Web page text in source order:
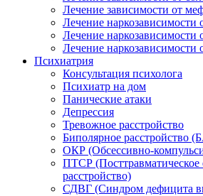
Лечение зависимости от
Лечение наркозависимости
Лечение наркозависимости
Лечение наркозависимости
Психиатрия
Консультация психолога
Психиатр на дом
Панические атаки
Депрессия
Тревожное расстройство
Биполярное расстройство
ОКР (Обсессивно-
ПТСР (Посттравматическое
расстройство)
СДВГ (Синдром дефицита